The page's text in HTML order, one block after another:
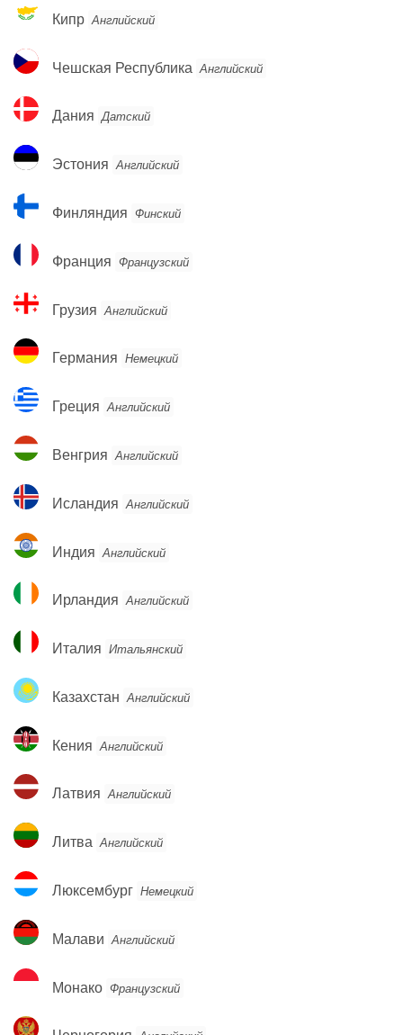
Кипр
Кипр Английский
Чешская
Республика
Чешская Республика Английский
Дания
Дания Датский
Эстония
Эстония Английский
Финляндия
Финляндия Финский
Франция
Франция Французский
Грузия
Грузия Английский
Германия
Германия Немецкий
Греция
Греция Английский
Венгрия
Венгрия Английский
Исландия
Исландия Английский
Индия
Индия Английский
Ирландия
Ирландия Английский
Италия
Италия Итальянский
Казахстан
Казахстан Английский
Кения
Кения Английский
Латвия
Латвия Английский
Литва
Литва Английский
Люксембург
Люксембург Немецкий
Малави
Малави Английский
Монако
Монако Французский
Черногория